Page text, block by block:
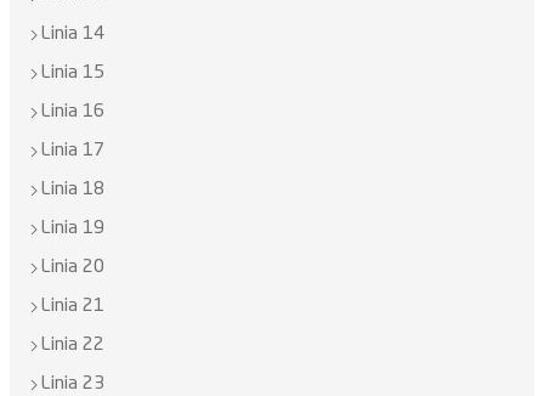
Linia 14
Linia 15
Linia 16
Linia 17
Linia 18
Linia 19
Linia 20
Linia 21
Linia 22
Linia 23